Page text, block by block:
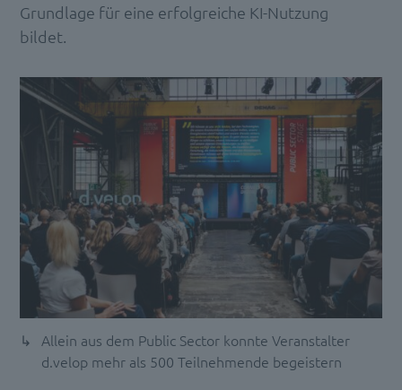
Grundlage für eine erfolgreiche KI-Nutzung
bildet.
Allein aus dem Public Sector konnte Veranstalter
d.velop mehr als 500 Teilnehmende begeistern